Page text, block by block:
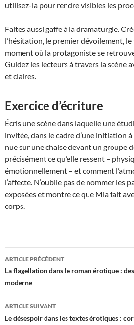
utilisez-la pour rendre visibles les
Faites aussi gaffe à la dramaturgie.
l’hésitation, le premier dévoilement,
moment où la protagoniste se
Guidez les lecteurs à travers la scène
et claires.
Exercice d’écriture
Écris une scène dans laquelle une
invitée, dans le cadre d’une initiation à
nue sur une chaise devant un groupe
précisément ce qu’elle ressent –
émotionnellement – et comment
l’affecte. N’oublie pas de nommer les
exposées et montre ce que Mia fait
corps.
Navigation
des
articles
ARTICLE PRÉCÉDENT
La flagellation dans le roman érotique :
moderne
ARTICLE SUIVANT
Le désespoir dans les textes érotiques :